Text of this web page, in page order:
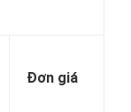
Đơn giá